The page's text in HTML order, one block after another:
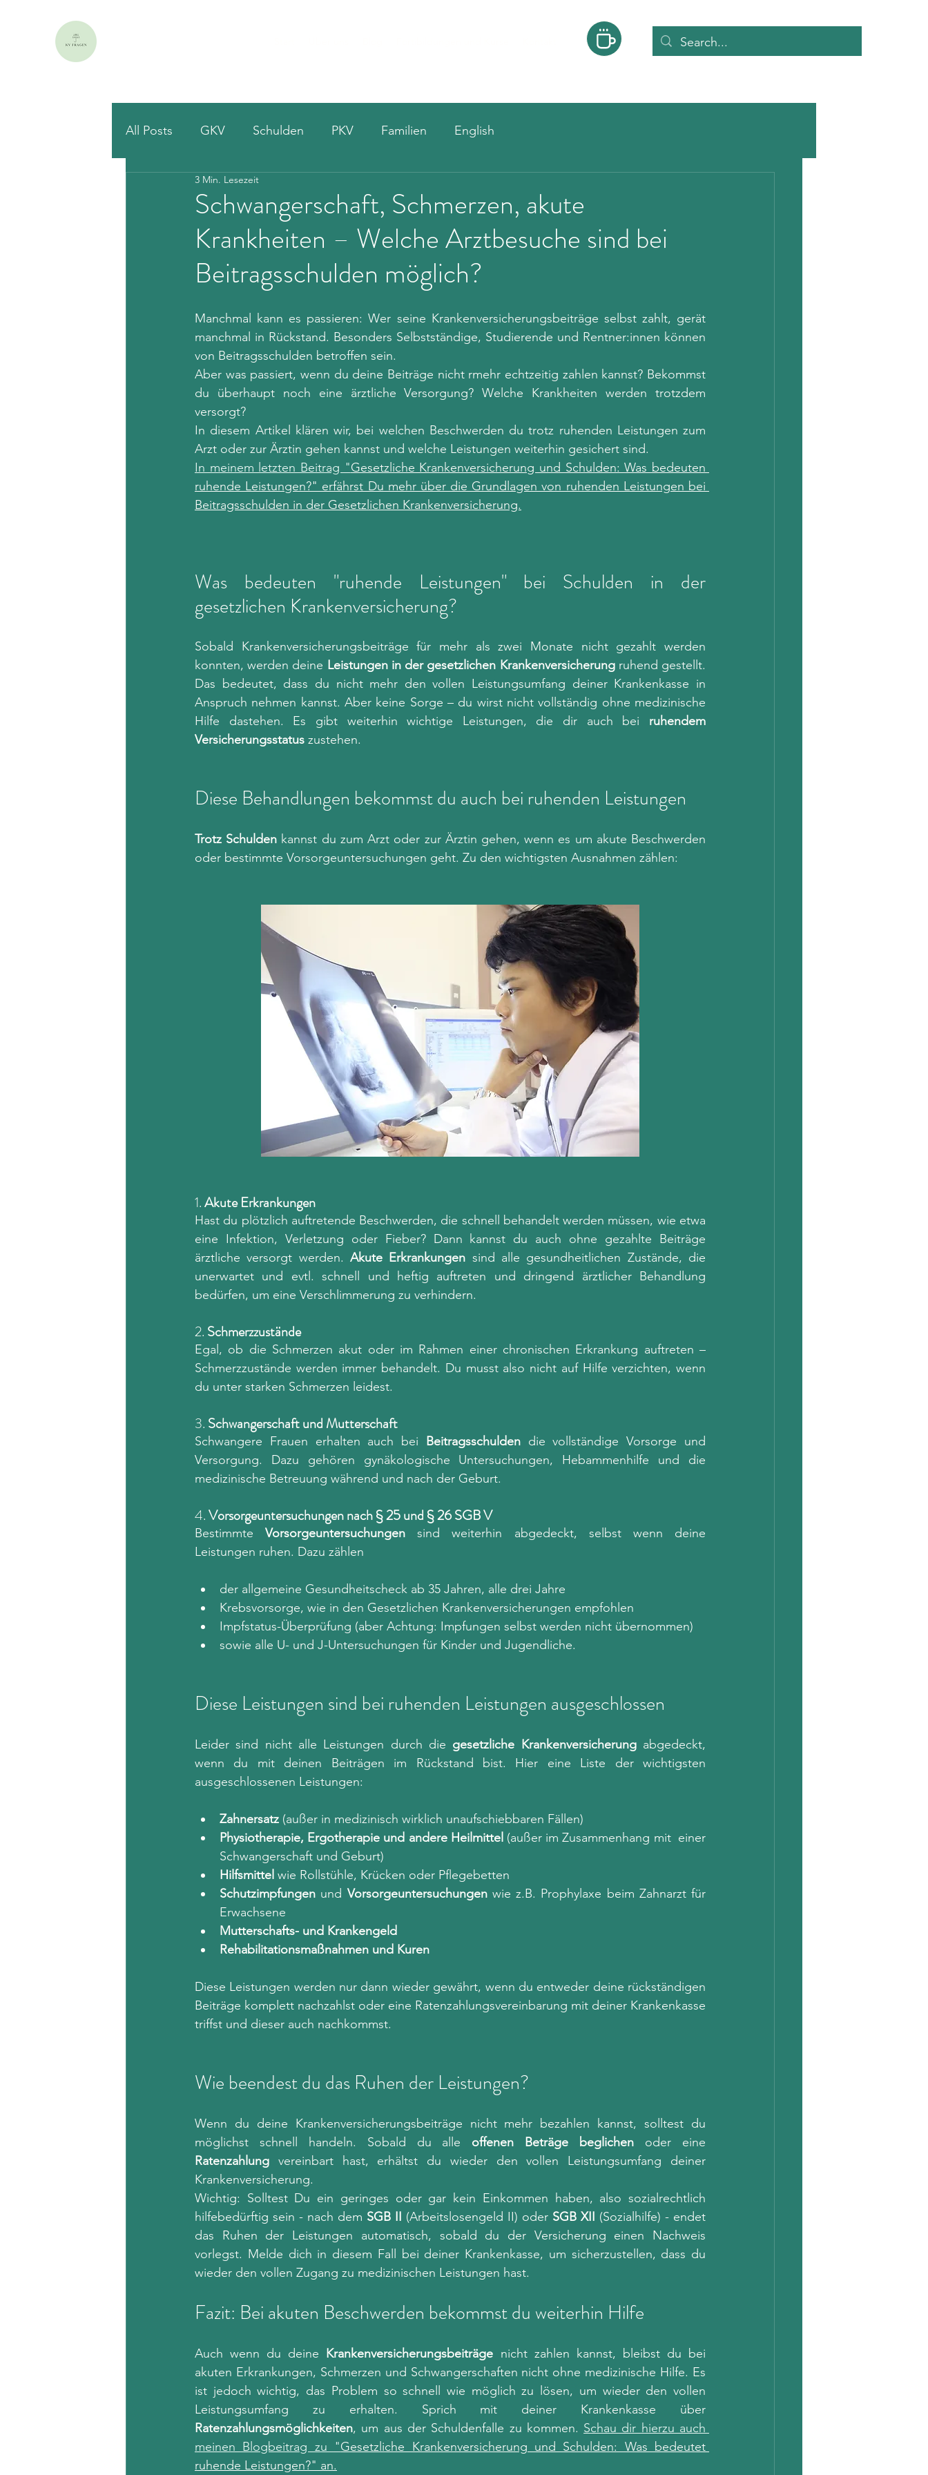
All Posts GKV Schulden PKV Familien English
Schwangerschaft, Schmerzen, akute
Krankheiten – Welche Arztbesuche sind bei
Beitragsschulden möglich?
3 Min. Lesezeit
Manchmal kann es passieren: Wer seine Krankenversicherungsbeiträge selbst zahlt, gerät
manchmal in Rückstand. Besonders Selbstständige, Studierende und Rentner:innen können
von Beitragsschulden betroffen sein.
Aber was passiert, wenn du deine Beiträge nicht rmehr echtzeitig zahlen kannst? Bekommst
du überhaupt noch eine ärztliche Versorgung? Welche Krankheiten werden trotzdem
versorgt?
In diesem Artikel klären wir, bei welchen Beschwerden du trotz ruhenden Leistungen zum
Arzt oder zur Ärztin gehen kannst und welche Leistungen weiterhin gesichert sind.
In meinem letzten Beitrag "Gesetzliche Krankenversicherung und Schulden: Was bedeuten
ruhende Leistungen?" erfährst Du mehr über die Grundlagen von ruhenden Leistungen bei
Beitragsschulden in der Gesetzlichen Krankenversicherung.
Was bedeuten "ruhende Leistungen" bei Schulden in der
gesetzlichen Krankenversicherung?
Sobald Krankenversicherungsbeiträge für mehr als zwei Monate nicht gezahlt werden
konnten, werden deine Leistungen in der gesetzlichen Krankenversicherung ruhend gestellt.
Das bedeutet, dass du nicht mehr den vollen Leistungsumfang deiner Krankenkasse in
Anspruch nehmen kannst. Aber keine Sorge – du wirst nicht vollständig ohne medizinische
Hilfe dastehen. Es gibt weiterhin wichtige Leistungen, die dir auch bei ruhendem
Versicherungsstatus zustehen.
Diese Behandlungen bekommst du auch bei ruhenden Leistungen
Trotz Schulden kannst du zum Arzt oder zur Ärztin gehen, wenn es um akute Beschwerden
oder bestimmte Vorsorgeuntersuchungen geht. Zu den wichtigsten Ausnahmen zählen:
1. Akute Erkrankungen
Hast du plötzlich auftretende Beschwerden, die schnell behandelt werden müssen, wie etwa
eine Infektion, Verletzung oder Fieber? Dann kannst du auch ohne gezahlte Beiträge
ärztliche versorgt werden. Akute Erkrankungen sind alle gesundheitlichen Zustände, die
unerwartet und evtl. schnell und heftig auftreten und dringend ärztlicher Behandlung
bedürfen, um eine Verschlimmerung zu verhindern.
2. Schmerzzustände
Egal, ob die Schmerzen akut oder im Rahmen einer chronischen Erkrankung auftreten –
Schmerzzustände werden immer behandelt. Du musst also nicht auf Hilfe verzichten, wenn
du unter starken Schmerzen leidest.
3. Schwangerschaft und Mutterschaft
Schwangere Frauen erhalten auch bei Beitragsschulden die vollständige Vorsorge und
Versorgung. Dazu gehören gynäkologische Untersuchungen, Hebammenhilfe und die
medizinische Betreuung während und nach der Geburt.
4. Vorsorgeuntersuchungen nach § 25 und § 26 SGB V
Bestimmte Vorsorgeuntersuchungen sind weiterhin abgedeckt, selbst wenn deine
Leistungen ruhen. Dazu zählen
der allgemeine Gesundheitscheck ab 35 Jahren, alle drei Jahre
Krebsvorsorge, wie in den Gesetzlichen Krankenversicherungen empfohlen
Impfstatus-Überprüfung (aber Achtung: Impfungen selbst werden nicht übernommen)
sowie alle U- und J-Untersuchungen für Kinder und Jugendliche.
Diese Leistungen sind bei ruhenden Leistungen ausgeschlossen
Leider sind nicht alle Leistungen durch die gesetzliche Krankenversicherung abgedeckt,
wenn du mit deinen Beiträgen im Rückstand bist. Hier eine Liste der wichtigsten
ausgeschlossenen Leistungen:
Zahnersatz (außer in medizinisch wirklich unaufschiebbaren Fällen)
Physiotherapie, Ergotherapie und andere Heilmittel (außer im Zusammenhang mit  einer
Schwangerschaft und Geburt)
Hilfsmittel wie Rollstühle, Krücken oder Pflegebetten
Schutzimpfungen und Vorsorgeuntersuchungen wie z.B. Prophylaxe beim Zahnarzt für
Erwachsene
Mutterschafts- und Krankengeld
Rehabilitationsmaßnahmen und Kuren
Diese Leistungen werden nur dann wieder gewährt, wenn du entweder deine rückständigen
Beiträge komplett nachzahlst oder eine Ratenzahlungsvereinbarung mit deiner Krankenkasse
triffst und dieser auch nachkommst.
Wie beendest du das Ruhen der Leistungen?
Wenn du deine Krankenversicherungsbeiträge nicht mehr bezahlen kannst, solltest du
möglichst schnell handeln. Sobald du alle offenen Beträge beglichen
Ratenzahlung vereinbart hast, erhältst du wieder den vollen Leistungsumfang deiner
Krankenversicherung.
Wichtig: Solltest Du ein geringes oder gar kein Einkommen haben, also sozialrechtlich
hilfebedürftig sein - nach dem SGB II (Arbeitslosengeld II) oder SGB XII (Sozialhilfe) - endet
das Ruhen der Leistungen automatisch, sobald du der Versicherung einen Nachweis
vorlegst. Melde dich in diesem Fall bei deiner Krankenkasse, um sicherzustellen, dass du
wieder den vollen Zugang zu medizinischen Leistungen hast.
Fazit: Bei akuten Beschwerden bekommst du weiterhin Hilfe
Auch wenn du deine Krankenversicherungsbeiträge nicht zahlen kannst, bleibst du bei
akuten Erkrankungen, Schmerzen und Schwangerschaften nicht ohne medizinische Hilfe. Es
ist jedoch wichtig, das Problem so schnell wie möglich zu lösen, um wieder den vollen
Ratenzahlungsmöglichkeiten, um aus der Schuldenfalle zu kommen. Schau dir hierzu auch
meinen Blogbeitrag zu "Gesetzliche Krankenversicherung und Schulden: Was bedeutet
ruhende Leistungen?" an.